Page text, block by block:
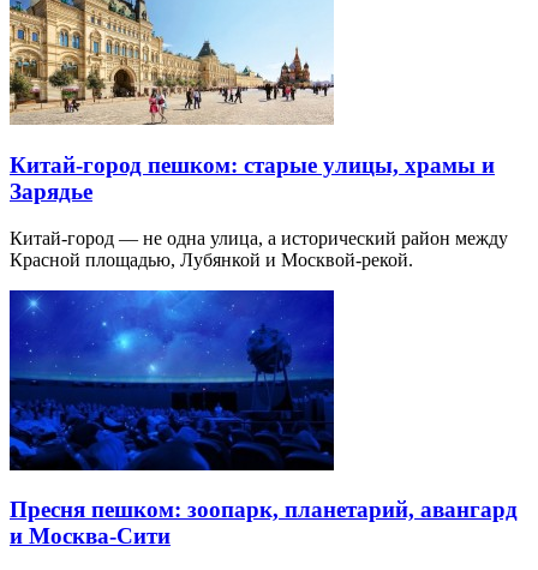
Китай-город пешком: старые улицы, храмы и
Зарядье
Китай-город — не одна улица, а исторический район между
Красной площадью, Лубянкой и Москвой-рекой.
Пресня пешком: зоопарк, планетарий, авангард
и Москва-Сити